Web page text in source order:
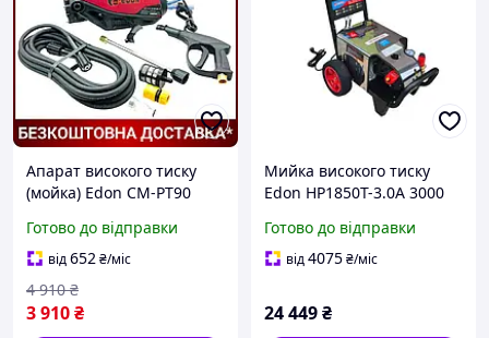
Апарат високого тиску
(мойка) Edon CM-PT90
Продуктивність 6.3 л/хв,
Гарантія 1 рік)
Готово до відправки
від652₴/міс
3 910₴
4 910 ₴
Мийка високого тиску
Edon HP1850T-3.0A 3000
12-20 МПа, 16 л/хв, шланг
10 м, 4 насадки та пінна
Готово до відправки
від4075₴/міс
24 449₴